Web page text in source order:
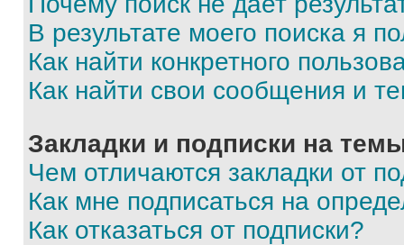
В результате моего поиска я
Как найти конкретного
Как найти свои сообщения и
Закладки и подписки на
Чем отличаются закладки от
Как мне подписаться на
Как отказаться от подписки?